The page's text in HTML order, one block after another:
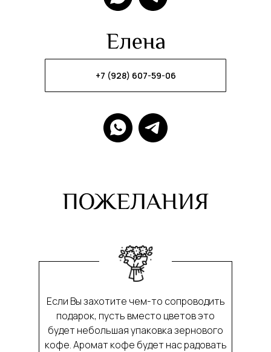
+7 (928) 607-59-06
Если Вы захотите чем-то сопроводить
подарок, пусть вместо цветов это
будет небольшая упаковка зернового
кофе. Аромат кофе будет нас радовать